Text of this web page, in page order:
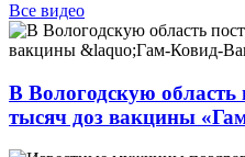
Все видео
В Вологодскую область
тысяч доз вакцины